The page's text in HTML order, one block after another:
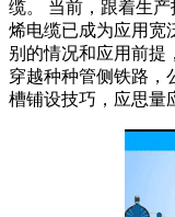
缆。 当前，跟着生
烯电缆已成为应用宽
别的情况和应用前提
穿越种种管侧铁路，
槽铺设技巧，应思量